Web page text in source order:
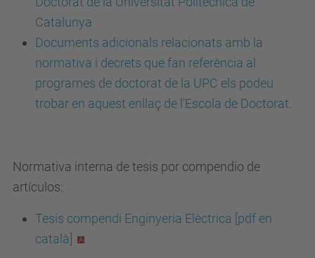
Catalunya
Documents adicionals relacionats amb la
normativa i decrets que fan referència al
programes de doctorat de la UPC els podeu
trobar en aquest enllaç de l'Escola de Doctorat
Normativa interna de tesis por compendio de
artículos:
Tesis compendi Enginyeria Elèctrica [pdf en
català]